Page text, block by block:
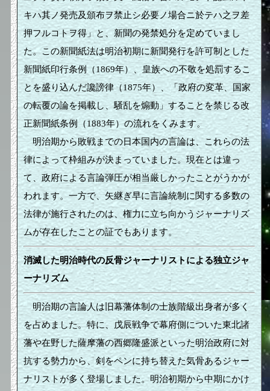
キハ其ノ発売及頒布ヲ禁止シ必要ノ場合ニ於テハ之ヲ差
押フルコトヲ得」と、新聞の発禁処分を定めていまし
た。この新聞紙法は明治初期に新聞発行を許可制とした
新聞紙印行条例（1869年）、皇族への不敬を処罰するこ
とを盛り込んだ讒謗律（1875年）、「政府の変革、国家
の転覆の論を掲載し、騒乱を煽動」することを禁じる改
正新聞紙条例（1883年）の流れをくみます。
明治期から敗戦までの日本国内の言論は、これらの法
律によって枠組みが決まっていました。現在とは違っ
て、政府による言論弾圧が相当厳しかったことがうかが
われます。一方で、矢継ぎ早に言論統制に関する多数の
法律が施行されたのは、権力に立ち向かうジャーナリズ
ムが存在したことの証でもあります。
消滅した明治時代の反骨ジャーナリストによる独立ジャ
ーナリズム
明治期の言論人は旧幕藩体制の士族階級出身者が多く
を占めました。特に、戊辰戦争で幕府側についた東北諸
藩や在野した薩摩藩の西郷隆盛派といった明治政府に対
抗する勢力から、剣をペンに持ち替えた気骨あるジャー
ナリストが多く登場しました。明治初期から中期にかけ